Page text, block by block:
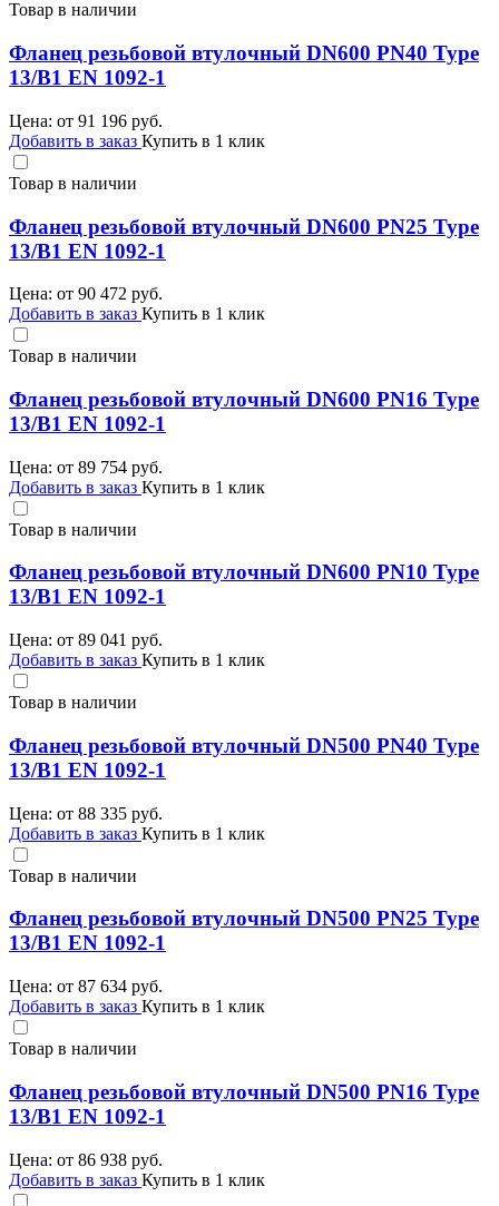
Товар в наличии
Фланец резьбовой втулочный DN600 PN40 Type
13/B1 EN 1092-1
Цена: от 91 196 руб.
Добавить в заказ Купить в 1 клик
Товар в наличии
Фланец резьбовой втулочный DN600 PN25 Type
13/B1 EN 1092-1
Цена: от 90 472 руб.
Добавить в заказ Купить в 1 клик
Товар в наличии
Фланец резьбовой втулочный DN600 PN16 Type
13/B1 EN 1092-1
Цена: от 89 754 руб.
Добавить в заказ Купить в 1 клик
Товар в наличии
Фланец резьбовой втулочный DN600 PN10 Type
13/B1 EN 1092-1
Цена: от 89 041 руб.
Добавить в заказ Купить в 1 клик
Товар в наличии
Фланец резьбовой втулочный DN500 PN40 Type
13/B1 EN 1092-1
Цена: от 88 335 руб.
Добавить в заказ Купить в 1 клик
Товар в наличии
Фланец резьбовой втулочный DN500 PN25 Type
13/B1 EN 1092-1
Цена: от 87 634 руб.
Добавить в заказ Купить в 1 клик
Товар в наличии
Фланец резьбовой втулочный DN500 PN16 Type
13/B1 EN 1092-1
Цена: от 86 938 руб.
Добавить в заказ Купить в 1 клик